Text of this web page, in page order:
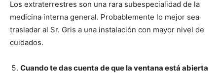
I WANT IN
I've read and accept the
Los extraterrestres son una rara subespecialidad de la
medicina interna general. Probablemente lo mejor sea
trasladar al Sr. Gris a una instalación con mayor nivel de
cuidados.
Cuando te das cuenta de que la ventana está abierta